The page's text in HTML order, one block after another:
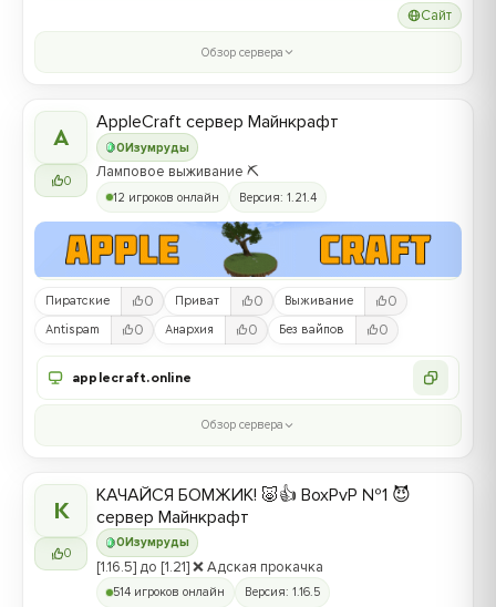
Сайт
Обзор сервера
A
0
0Изумруды
AppleCraft сервер Майнкрафт
Ламповое выживание ⛏️
12 игроков онлайн Версия: 1.21.4
Пиратские 0 Приват 0 Выживание 0
Antispam 0 Анархия 0 Без вайпов 0
applecraft.online
Обзор сервера
К
0
0 Изумруды
КАЧАЙСЯ БОМЖИК! 🐷👍 BoxPvP №1 😈
сервер Майнкрафт
[1.16.5] до [1.21] ❌ Адская прокачка
514 игроков онлайн Версия: 1.16.5